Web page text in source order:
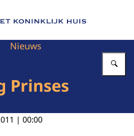
van Het Koninklijk Huis
Nieuws
Prinses
| 00:00